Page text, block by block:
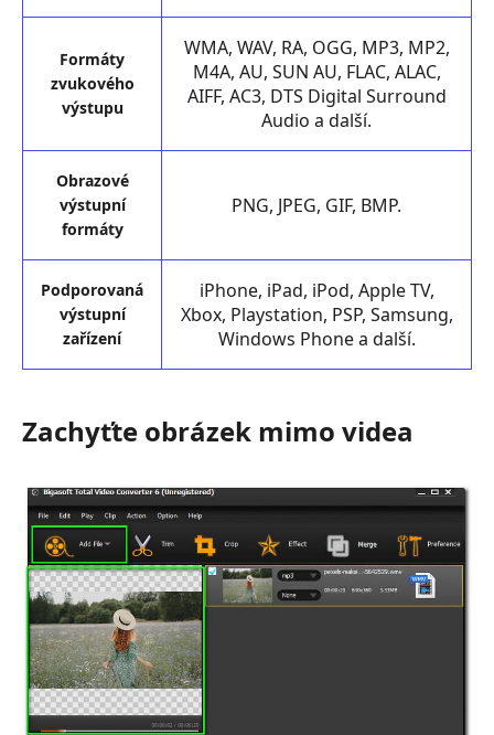
Formáty
zvukového
výstupu
WMA, WAV, RA, OGG, MP3, MP2,
M4A, AU, SUN AU, FLAC, ALAC,
AIFF, AC3, DTS Digital Surround
Audio a další.
Obrazové
výstupní
formáty
PNG, JPEG, GIF, BMP.
Podporovaná
výstupní
zařízení
iPhone, iPad, iPod, Apple TV,
Xbox, Playstation, PSP, Samsung,
Windows Phone a další.
Zachyťte obrázek mimo videa